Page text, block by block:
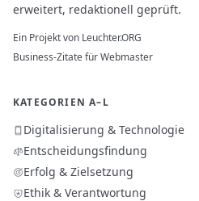
erweitert, redaktionell geprüft.
Ein Projekt von Leuchter.ORG
Business-Zitate für Webmaster
KATEGORIEN A–L
Digitalisierung & Technologie
Entscheidungsfindung
Erfolg & Zielsetzung
Ethik & Verantwortung